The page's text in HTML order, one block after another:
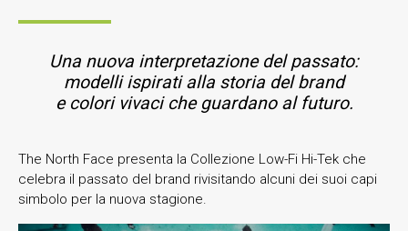
Una nuova interpretazione del passato:
modelli ispirati alla storia del brand
e colori vivaci che guardano al futuro.
The North Face presenta la Collezione Low-Fi Hi-Tek che
celebra il passato del brand rivisitando alcuni dei suoi capi
simbolo per la nuova stagione.